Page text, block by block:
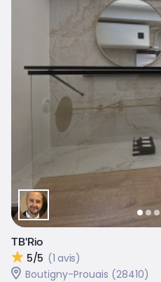
TB'Rio
5/5 (1 avis)
Boutigny-Prouais (28410)